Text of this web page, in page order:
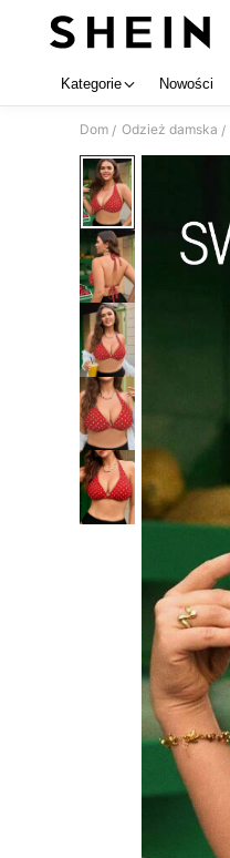
Kategorie Nowości
Dom / Odzież damska /